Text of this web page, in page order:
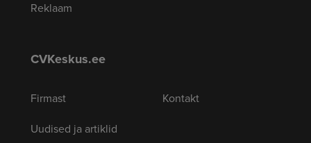
Reklaam
CVKeskus.ee
Firmast
Uudised ja artiklid
Kontakt